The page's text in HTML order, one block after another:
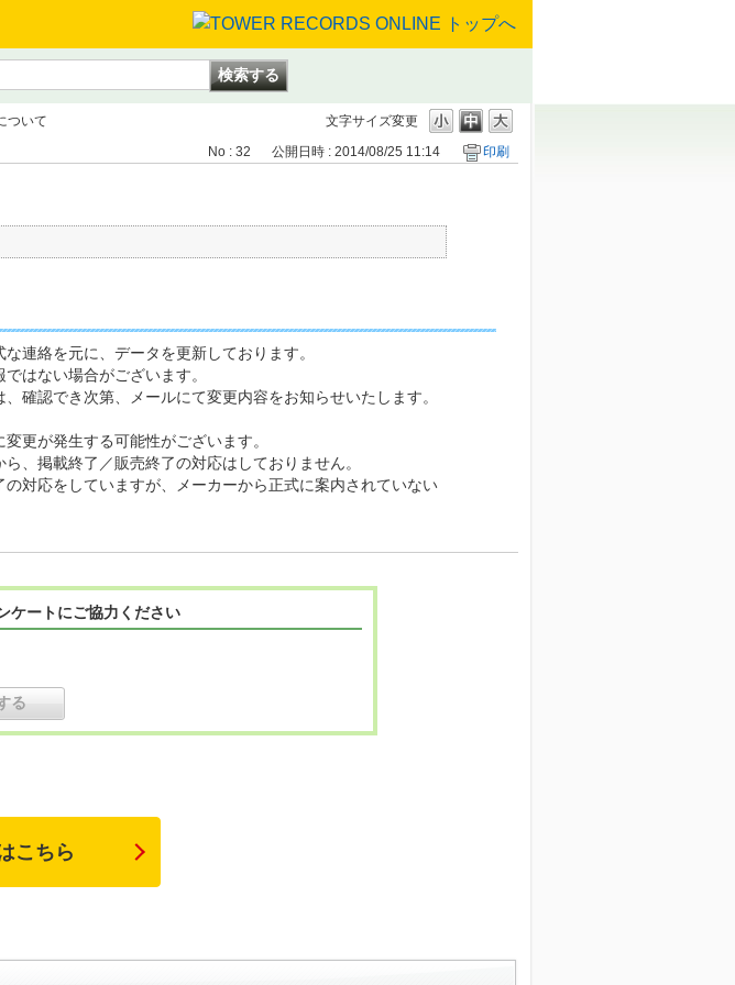
文字サイズ変更
ついて
No : 32 公開日時 : 2014/08/25 11:14 印刷
連絡を元に、データを更新しております。
はない場合がございます。
確認でき次第、メールにて変更内容をお知らせいたします。
更が発生する可能性がございます。
、掲載終了／販売終了の対応はしておりません。
対応をしていますが、メーカーから正式に案内されていない
ケートにご協力ください
こちら